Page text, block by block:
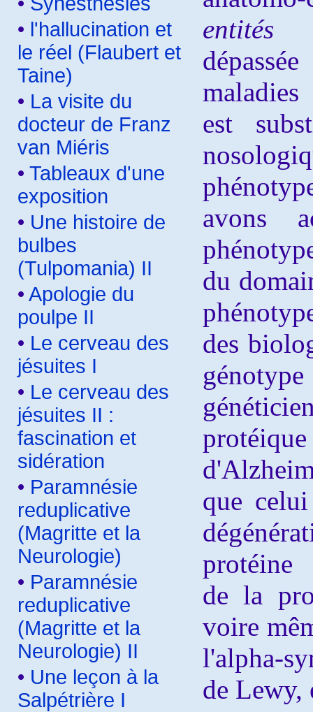
• l'hallucination et
le réel (Flaubert et
Taine)
• La visite du
docteur de Franz
van Miéris
• Tableaux d'une
exposition
• Une histoire de
bulbes
(Tulpomania) II
• Apologie du
poulpe II
• Le cerveau des
jésuites I
• Le cerveau des
jésuites II :
fascination et
sidération
• Paramnésie
reduplicative
(Magritte et la
Neurologie)
• Paramnésie
reduplicative
(Magritte et la
Neurologie) II
• Une leçon à la
Salpétrière I
entités
est
avons
du
des
que
protéine
de la
voire
l'alpha-
de Lewy,